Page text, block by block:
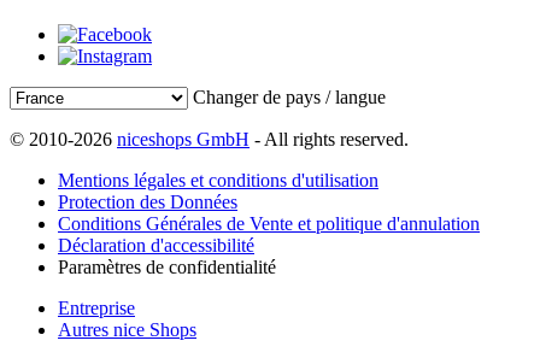
Changer de pays / langue
© 2010-2026 niceshops GmbH - All rights reserved.
Mentions légales et conditions d'utilisation
Protection des Données
Conditions Générales de Vente et politique d'annulation
Déclaration d'accessibilité
Paramètres de confidentialité
Entreprise
Autres nice Shops